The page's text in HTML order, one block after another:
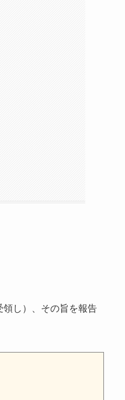
し）、その旨を報告